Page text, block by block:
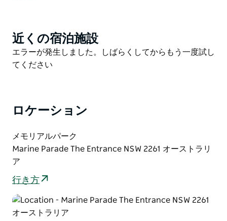
は、まさに夏の旅にぴったりのフェスティバルです。
Product
List
近くの宿泊施設
Product
List
エラーが発生しました。しばらくしてからもう一度試し
てください
ロケーション
メモリアルパーク
Marine Parade The Entrance NSW 2261 オーストラリ
ア
行き方